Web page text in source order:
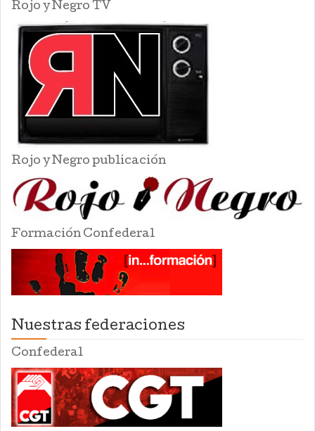
Rojo y Negro TV
Rojo y Negro publicación
Formación Confederal
Nuestras federaciones
Confederal